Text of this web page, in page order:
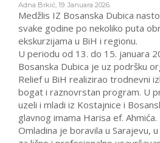
Adna Brkić, 19. Januara 2026.
Medžlis IZ Bosanska Dubica
svake godine po nekoliko puta
ekskurzijama u BiH i regionu.
U periodu od 13. do 15. januara
Bosanska Dubica je uz podršku
Relief u BiH realizirao trodnevni
bogat i raznovrstan program. U
uzeli i mladi iz Kostajnice i
glavnog imama Harisa ef. Ahmića.
Omladina je boravila u Sarajevu,